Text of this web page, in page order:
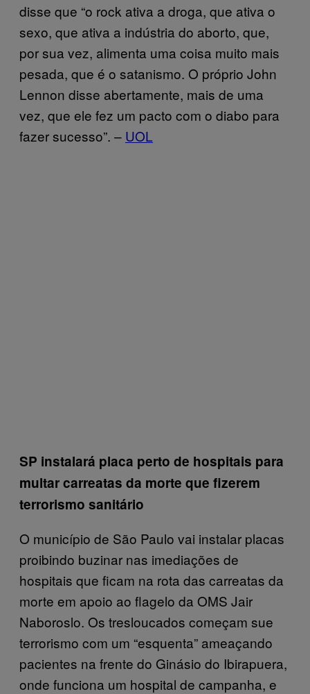
disse que “o rock ativa a droga, que ativa o
sexo, que ativa a indústria do aborto, que,
por sua vez, alimenta uma coisa muito mais
pesada, que é o satanismo. O próprio John
Lennon disse abertamente, mais de uma
vez, que ele fez um pacto com o diabo para
fazer sucesso”. – UOL
SP instalará placa perto de hospitais para
multar carreatas da morte que fizerem
terrorismo sanitário
O município de São Paulo vai instalar placas
proibindo buzinar nas imediações de
hospitais que ficam na rota das carreatas da
morte em apoio ao flagelo da OMS Jair
Naboroslo. Os tresloucados começam sue
terrorismo com um “esquenta” ameaçando
pacientes na frente do Ginásio do Ibirapuera,
onde funciona um hospital de campanha, e